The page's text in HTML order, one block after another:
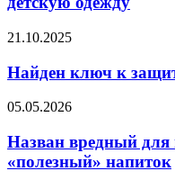
выбирают
одежду
Найден
к
защите
от
легких
21.10.2025
Найден ключ к
Назван
для
маленьких
детей
05.05.2026
Назван вредный для
«полезный» напиток